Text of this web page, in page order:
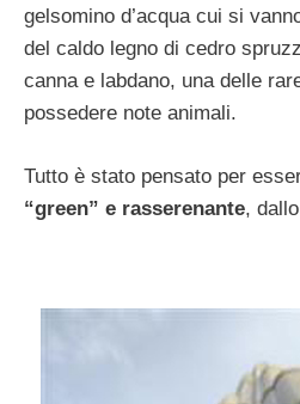
gelsomino d’acqua cui si
del caldo legno di cedro
canna e labdano, una delle
possedere note animali.
Tutto è stato pensato per
“green” e rasserenante, dallo